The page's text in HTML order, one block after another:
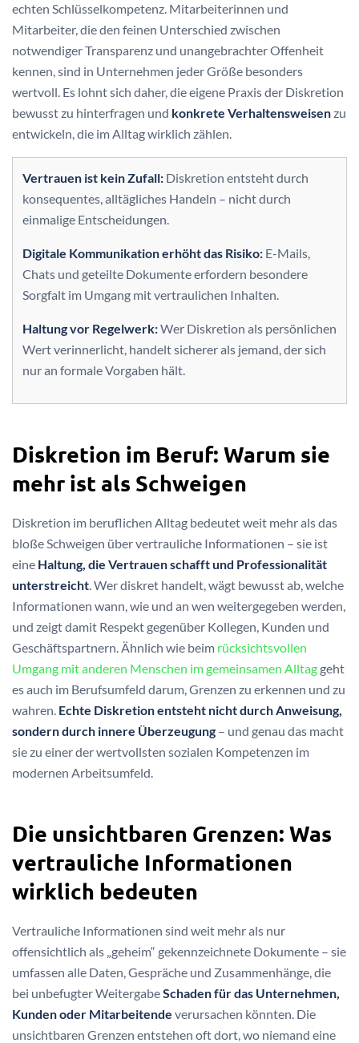
echten Schlüsselkompetenz. Mitarbeiterinnen und
Mitarbeiter, die den feinen Unterschied zwischen
notwendiger Transparenz und unangebrachter Offenheit
kennen, sind in Unternehmen jeder Größe besonders
wertvoll. Es lohnt sich daher, die eigene Praxis der Diskretion
bewusst zu hinterfragen und konkrete Verhaltensweisenzu
entwickeln, die im Alltag wirklich zählen.
Vertrauen ist kein Zufall: Diskretion entsteht durch
konsequentes, alltägliches Handeln – nicht durch
einmalige Entscheidungen.
Digitale Kommunikation erhöht das Risiko: E-Mails,
Chats und geteilte Dokumente erfordern besondere
Sorgfalt im Umgang mit vertraulichen Inhalten.
Haltung vor Regelwerk:Wer Diskretion als persönlichen
Wert verinnerlicht, handelt sicherer als jemand, der sich
nur an formale Vorgaben hält.
Diskretion im Beruf: Warum sie
mehr ist als Schweigen
Diskretion im beruflichen Alltag bedeutet weit mehr als das
bloße Schweigen über vertrauliche Informationen – sie ist
eine Haltung, die Vertrauen schafft und Professionalität
unterstreicht. Wer diskret handelt, wägt bewusst ab, welche
Informationen wann, wie und an wen weitergegeben werden,
und zeigt damit Respekt gegenüber Kollegen, Kunden und
Geschäftspartnern. Ähnlich wie beim rücksichtsvollen
Umgang mit anderen Menschen im gemeinsamen Alltag geht
es auch im Berufsumfeld darum, Grenzen zu erkennen und zu
wahren. Echte Diskretion entsteht nicht durch Anweisung,
sondern durch innere Überzeugung – und genau das macht
sie zu einer der wertvollsten sozialen Kompetenzen im
modernen Arbeitsumfeld.
Die unsichtbaren Grenzen: Was
vertrauliche Informationen
wirklich bedeuten
Vertrauliche Informationen sind weit mehr als nur
offensichtlich als „geheim“ gekennzeichnete Dokumente – sie
umfassen alle Daten, Gespräche und Zusammenhänge, die
bei unbefugter WeitergabeSchaden für das Unternehmen,
Kunden oder Mitarbeitende verursachen könnten. Die
unsichtbaren Grenzen entstehen oft dort, wo niemand eine